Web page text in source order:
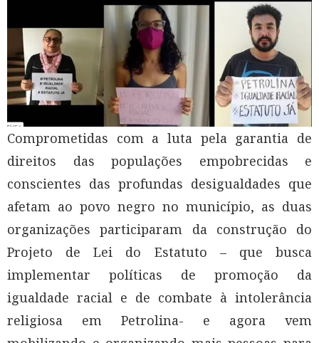
Comprometidas com a luta pela garantia de
direitos das populações empobrecidas e
conscientes das profundas desigualdades que
afetam ao povo negro no município, as duas
organizações participaram da construção do
Projeto de Lei do Estatuto – que busca
implementar políticas de promoção da
igualdade racial e de combate à intolerância
religiosa em Petrolina- e agora vem